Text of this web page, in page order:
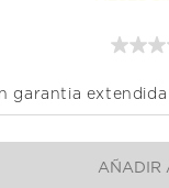
garantia extendida
AÑADIR